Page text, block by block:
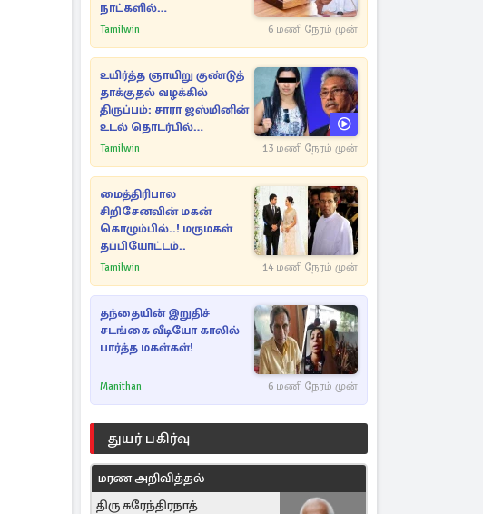
நாட்களில்
அம்பலமாகவுள்ள ரகசியம்
Tamilwin 6 மணி நேரம் முன்
உயிர்த்த ஞாயிறு குண்டுத்
தாக்குதல் வழக்கில்
திருப்பம்: சாரா ஜஸ்மினின்
உடல் தொடர்பில்
நீதிமன்றத்தில் வெளியான
Tamilwin 13 மணி நேரம் முன்
மைத்திரிபால
சிறிசேனவின் மகன்
கொழும்பில்..! மருமகள்
தப்பியோட்டம்..
Tamilwin 14 மணி நேரம் முன்
தந்தையின் இறுதிச்
சடங்கை வீடியோ காலில்
பார்த்த மகள்கள்!
Manithan 6 மணி நேரம் முன்
துயர் பகிர்வு
மரண அறிவித்தல்
திரு சுரேந்திரநாத்